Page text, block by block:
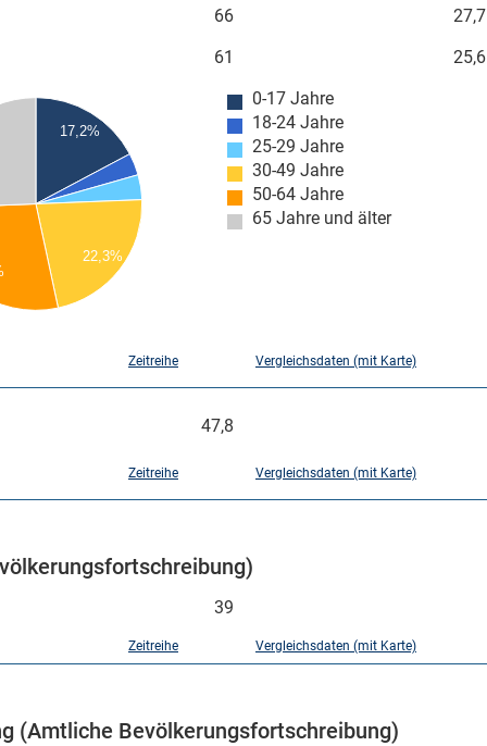
66 27,7
61 25,6
0-17 Jahre
18-24 Jahre
25-29 Jahre
30-49 Jahre
50-64 Jahre
65 Jahre und älter
17,2%
22,3%
Zeitreihe Vergleichsdaten (mit Karte)
47,8
Zeitreihe Vergleichsdaten (mit Karte)
39
Zeitreihe Vergleichsdaten (mit Karte)
(Amtliche Bevölkerungsfortschreibung)